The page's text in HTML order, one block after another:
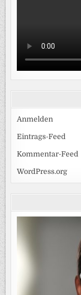
Anmelden
Eintrags-Feed
Kommentar-Feed
WordPress.org